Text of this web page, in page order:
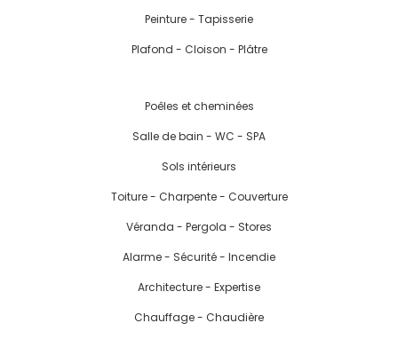
Peinture - Tapisserie
Plafond - Cloison - Plâtre
Poêles et cheminées
Salle de bain - WC - SPA
Sols intérieurs
Toiture - Charpente - Couverture
Véranda - Pergola - Stores
Alarme - Sécurité - Incendie
Architecture - Expertise
Chauffage - Chaudière